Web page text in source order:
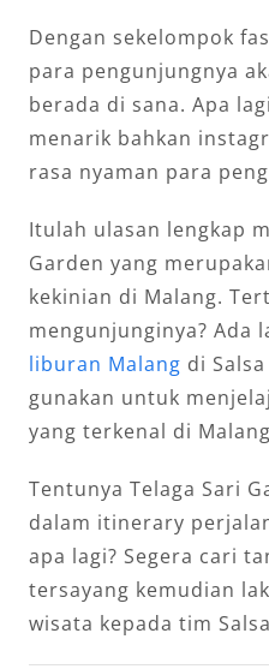
Dengan sekelompok
para pengunjungnya
berada di sana. Apa
menarik bahkan
rasa nyaman para
Itulah ulasan lengkap
Garden yang
kekinian di Malang.
mengunjunginya? Ada
liburan Malang di
gunakan untuk
yang terkenal di
Tentunya Telaga Sari
dalam itinerary
apa lagi? Segera cari
tersayang kemudian
wisata kepada tim